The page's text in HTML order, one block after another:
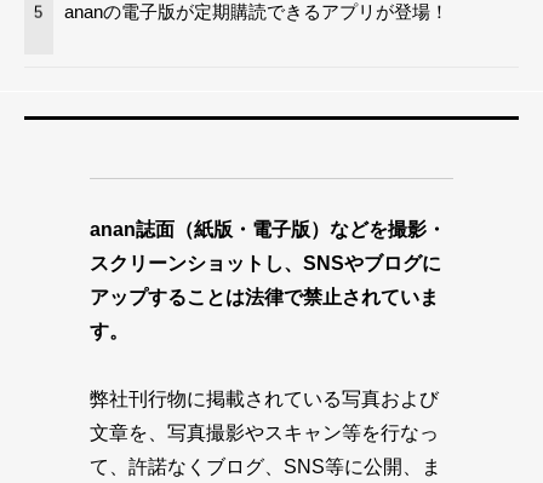
5 ananの電子版が定期購読できるアプリが登場！
anan誌面（紙版・電子版）などを撮影・
スクリーンショットし、SNSやブログに
アップすることは法律で禁止されていま
す。
弊社刊行物に掲載されている写真および
文章を、写真撮影やスキャン等を行なっ
て、許諾なくブログ、SNS等に公開、ま